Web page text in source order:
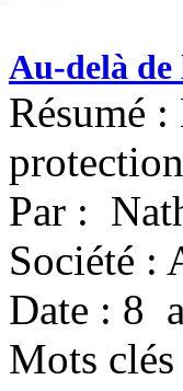
Au-delà
Résumé
Par :
Société :
Date : 8
Mots clés